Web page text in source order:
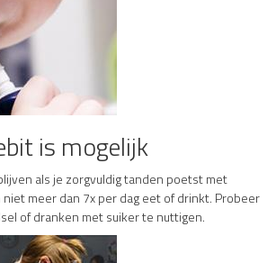
is mogelijk
als je zorgvuldig tanden poetst met
meer dan 7x per dag eet of drinkt. Probeer
of dranken met suiker te nuttigen.